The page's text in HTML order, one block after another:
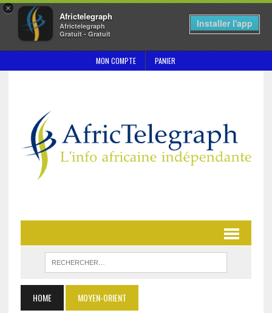
×
Africtelegraph
Africtelegraph
Gratuit - Gratuit
Installer l'app
MON COMPTE PANIER
HOME MOYEN-ORIENT